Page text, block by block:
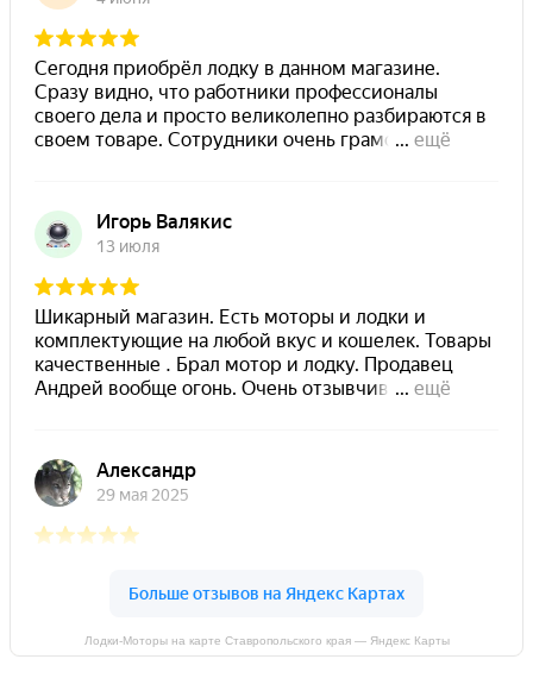
Лодки-Моторы на карте Ставропольского края — Яндекс Карты